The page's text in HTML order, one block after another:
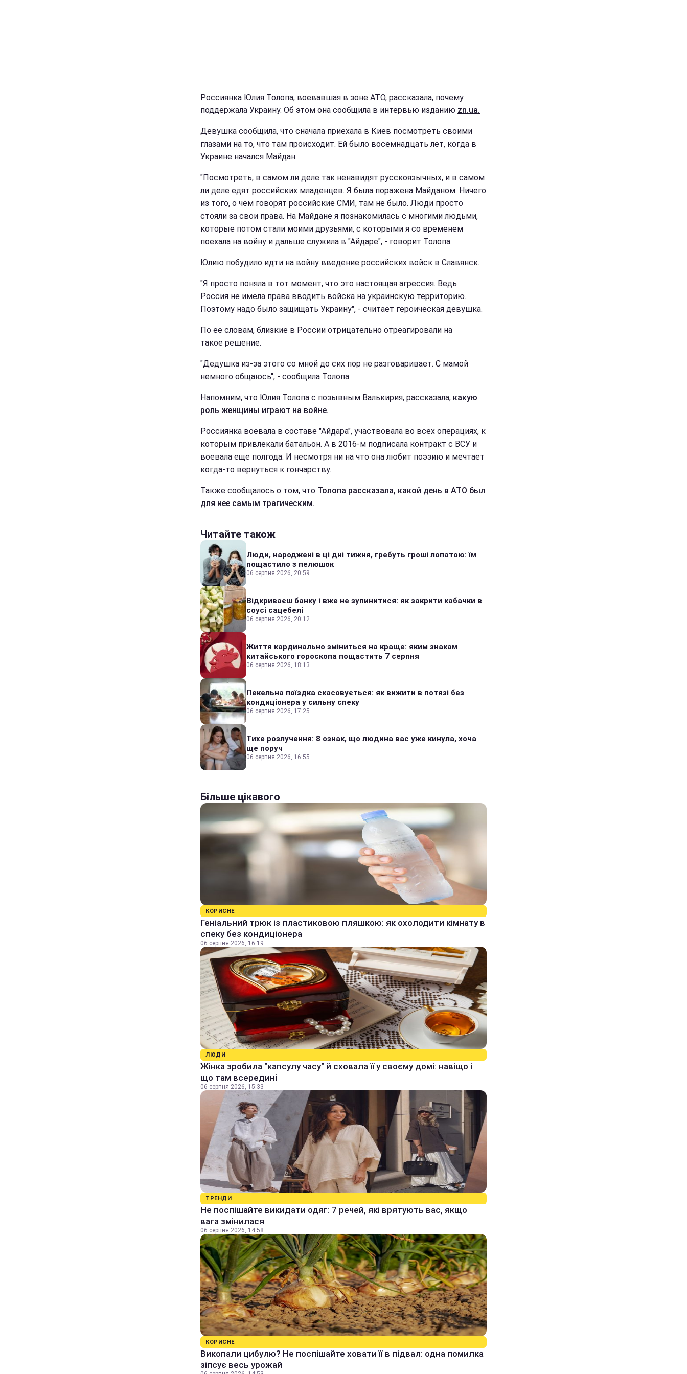
Россиянка Юлия Толопа, воевавшая в зоне АТО, рассказала, почему
поддержала Украину. Об этом она сообщила в интервью изданию zn.ua.
Девушка сообщила, что сначала приехала в Киев посмотреть своими
глазами на то, что там происходит. Ей было восемнадцать лет, когда в
Украине начался Майдан.
"Посмотреть, в самом ли деле так ненавидят русскоязычных, и в самом
ли деле едят российских младенцев. Я была поражена Майданом. Ничего
из того, о чем говорят российские СМИ, там не было. Люди просто
стояли за свои права. На Майдане я познакомилась с многими людьми,
которые потом стали моими друзьями, с которыми я со временем
поехала на войну и дальше служила в "Айдаре", - говорит Толопа.
Юлию побудило идти на войну введение российских войск в Славянск.
"Я просто поняла в тот момент, что это настоящая агрессия. Ведь
Россия не имела права вводить войска на украинскую территорию.
Поэтому надо было защищать Украину", - считает героическая девушка.
По ее словам, близкие в России отрицательно отреагировали на
такое решение.
"Дедушка из-за этого со мной до сих пор не разговаривает. С мамой
немного общаюсь", - сообщила Толопа.
Напомним, что Юлия Толопа с позывным Валькирия, рассказала, какую
роль женщины играют на войне.
Россиянка воевала в составе "Айдара", участвовала во всех операциях, к
которым привлекали батальон. А в 2016-м подписала контракт с ВСУ и
воевала еще полгода. И несмотря ни на что она любит поэзию и мечтает
когда-то вернуться к гончарству.
Также сообщалось о том, что Толопа рассказала, какой день в АТО был
для нее самым трагическим.
Читайте також
Люди, народжені в ці дні тижня, гребуть гроші лопатою: їм
пощастило з пелюшок
06 серпня 2026, 20:59
Відкриваєш банку і вже не зупинитися: як закрити кабачки в
соусі сацебелі
06 серпня 2026, 20:12
Життя кардинально зміниться на краще: яким знакам
китайського гороскопа пощастить 7 серпня
06 серпня 2026, 18:13
Пекельна поїздка скасовується: як вижити в потязі без
кондиціонера у сильну спеку
06 серпня 2026, 17:25
Тихе розлучення: 8 ознак, що людина вас уже кинула, хоча
ще поруч
06 серпня 2026, 16:55
Більше цікавого
КОРИСНЕ
Геніальний трюк із пластиковою пляшкою: як охолодити кімнату в
спеку без кондиціонера
06 серпня 2026, 16:19
ЛЮДИ
Жінка зробила "капсулу часу" й сховала її у своєму домі: навіщо і
що там всередині
06 серпня 2026, 15:33
ТРЕНДИ
Не поспішайте викидати одяг: 7 речей, які врятують вас, якщо
вага змінилася
06 серпня 2026, 14:58
КОРИСНЕ
Викопали цибулю? Не поспішайте ховати її в підвал: одна помилка
зіпсує весь урожай